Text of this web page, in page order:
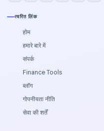
त्वरित लिंक
होम
हमारे बारे में
संपर्क
Finance Tools
ब्लॉग
गोपनीयता नीति
सेवा की शर्तें